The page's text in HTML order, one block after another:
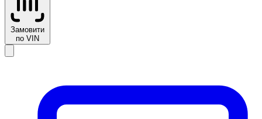
Замовити
по VIN